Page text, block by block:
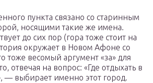
пункта связано со старинным
носящими такие же имена.
до сих пор (гора тоже стоит на
окружает в Новом Афоне со
тоже весомый аргумент «за» для
отвечая на вопрос: «Где отдыхать в
— выбирает именно этот город.